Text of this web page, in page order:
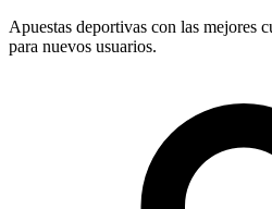
Apuestas deportivas con las mejores
para nuevos usuarios.